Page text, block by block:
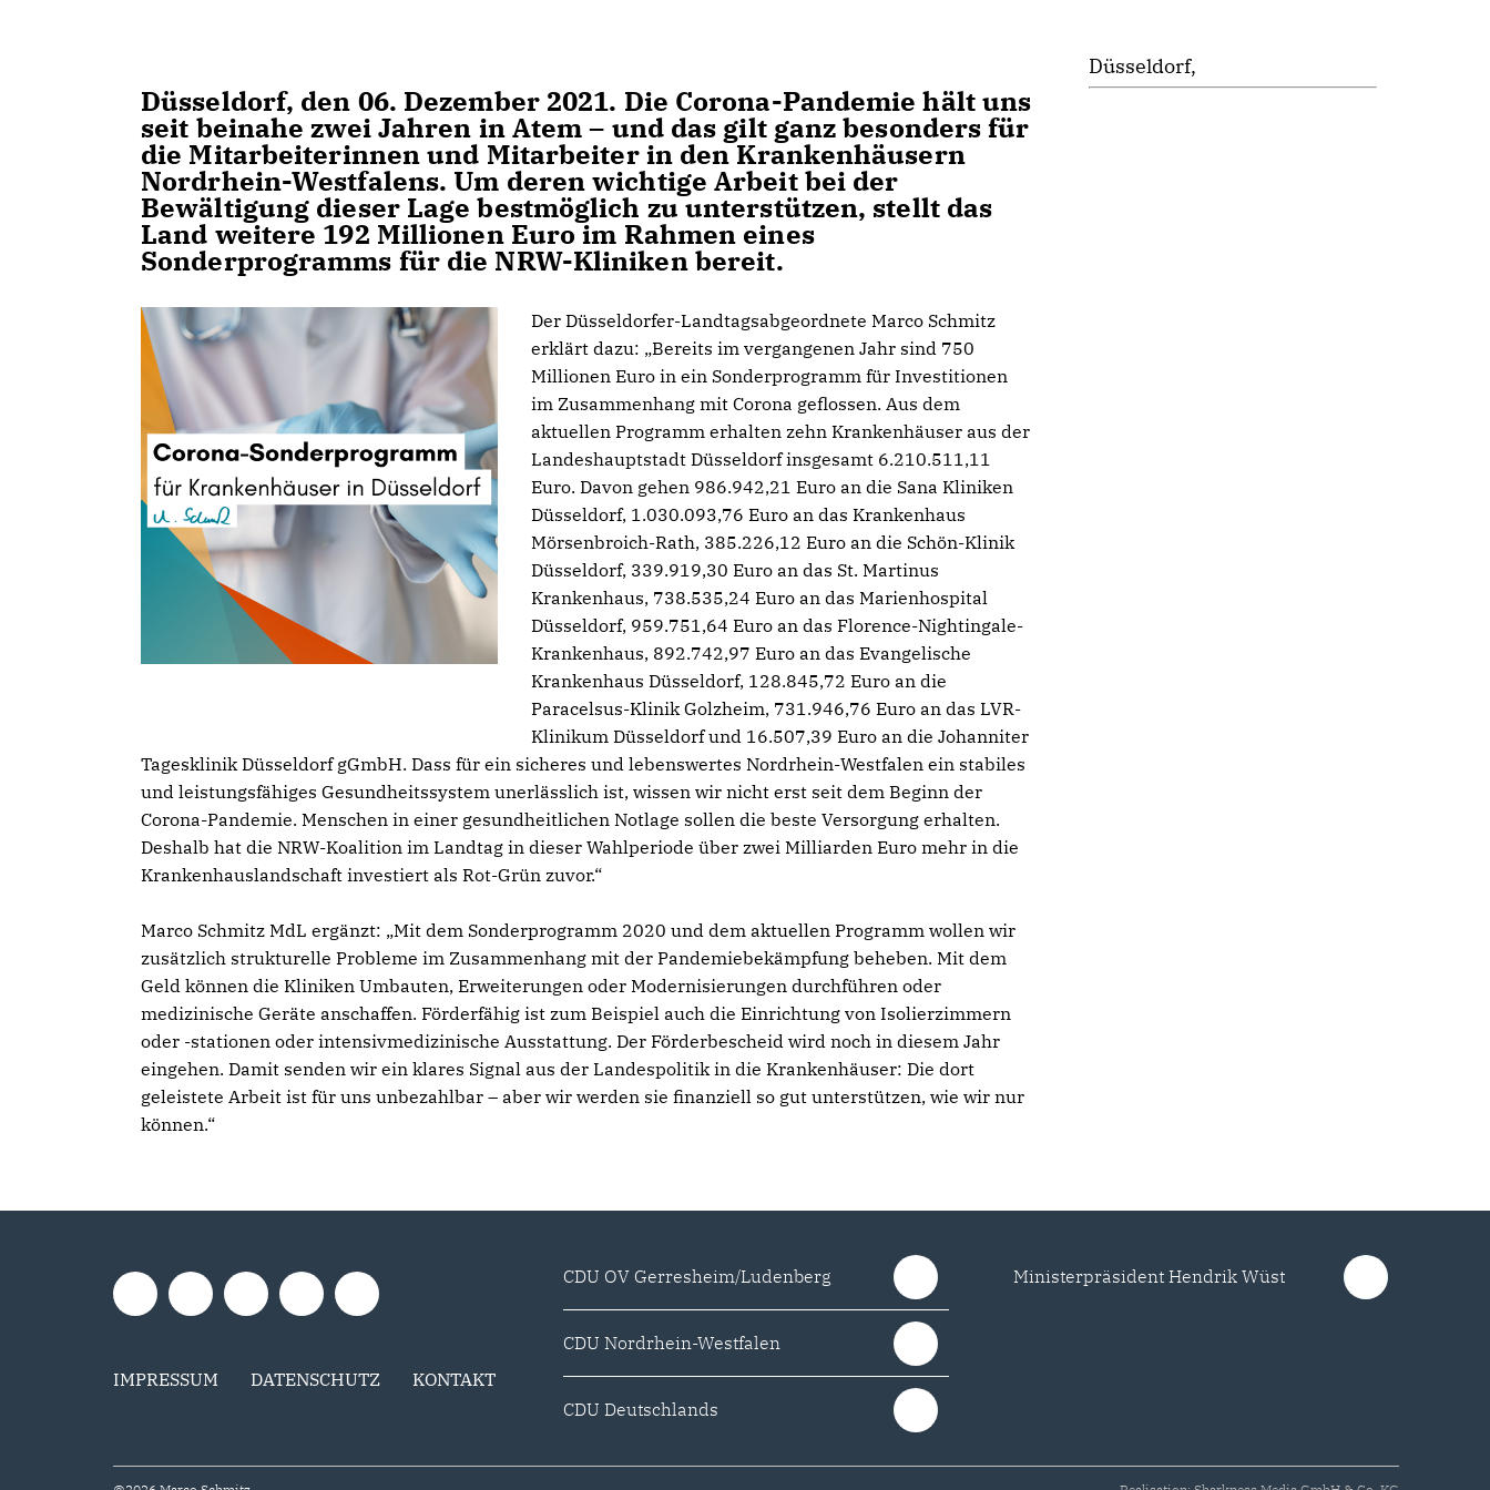
Düsseldorf, den 06. Dezember 2021. Die Corona-Pandemie hält uns
seit beinahe zwei Jahren in Atem – und das gilt ganz besonders für
die Mitarbeiterinnen und Mitarbeiter in den Krankenhäusern
Nordrhein-Westfalens. Um deren wichtige Arbeit bei der
Bewältigung dieser Lage bestmöglich zu unterstützen, stellt das
Land weitere 192 Millionen Euro im Rahmen eines
Sonderprogramms für die NRW-Kliniken bereit.
Der Düsseldorfer-Landtagsabgeordnete Marco Schmitz
erklärt dazu: „Bereits im vergangenen Jahr sind 750
Millionen Euro in ein Sonderprogramm für Investitionen
im Zusammenhang mit Corona geflossen. Aus dem
aktuellen Programm erhalten zehn Krankenhäuser aus der
Landeshauptstadt Düsseldorf insgesamt 6.210.511,11
Euro. Davon gehen 986.942,21 Euro an die Sana Kliniken
Düsseldorf, 1.030.093,76 Euro an das Krankenhaus
Mörsenbroich-Rath, 385.226,12 Euro an die Schön-Klinik
Düsseldorf, 339.919,30 Euro an das St. Martinus
Krankenhaus, 738.535,24 Euro an das Marienhospital
Düsseldorf, 959.751,64 Euro an das Florence-Nightingale-
Krankenhaus, 892.742,97 Euro an das Evangelische
Krankenhaus Düsseldorf, 128.845,72 Euro an die
Paracelsus-Klinik Golzheim, 731.946,76 Euro an das LVR-
Klinikum Düsseldorf und 16.507,39 Euro an die Johanniter
Tagesklinik Düsseldorf gGmbH. Dass für ein sicheres und lebenswertes Nordrhein-Westfalen ein stabiles
und leistungsfähiges Gesundheitssystem unerlässlich ist, wissen wir nicht erst seit dem Beginn der
Corona-Pandemie. Menschen in einer gesundheitlichen Notlage sollen die beste Versorgung erhalten.
Deshalb hat die NRW-Koalition im Landtag in dieser Wahlperiode über zwei Milliarden Euro mehr in die
Krankenhauslandschaft investiert als Rot-Grün zuvor.“
Marco Schmitz MdL ergänzt: „Mit dem Sonderprogramm 2020 und dem aktuellen Programm wollen wir
zusätzlich strukturelle Probleme im Zusammenhang mit der Pandemiebekämpfung beheben. Mit dem
Geld können die Kliniken Umbauten, Erweiterungen oder Modernisierungen durchführen oder
medizinische Geräte anschaffen. Förderfähig ist zum Beispiel auch die Einrichtung von Isolierzimmern
oder -stationen oder intensivmedizinische Ausstattung. Der Förderbescheid wird noch in diesem Jahr
eingehen. Damit senden wir ein klares Signal aus der Landespolitik in die Krankenhäuser: Die dort
geleistete Arbeit ist für uns unbezahlbar – aber wir werden sie finanziell so gut unterstützen, wie wir nur
können.“
Düsseldorf,
IMPRESSUM DATENSCHUTZ KONTAKT
CDU OV Gerresheim/Ludenberg
CDU Nordrhein-Westfalen
CDU Deutschlands
Ministerpräsident Hendrik Wüst